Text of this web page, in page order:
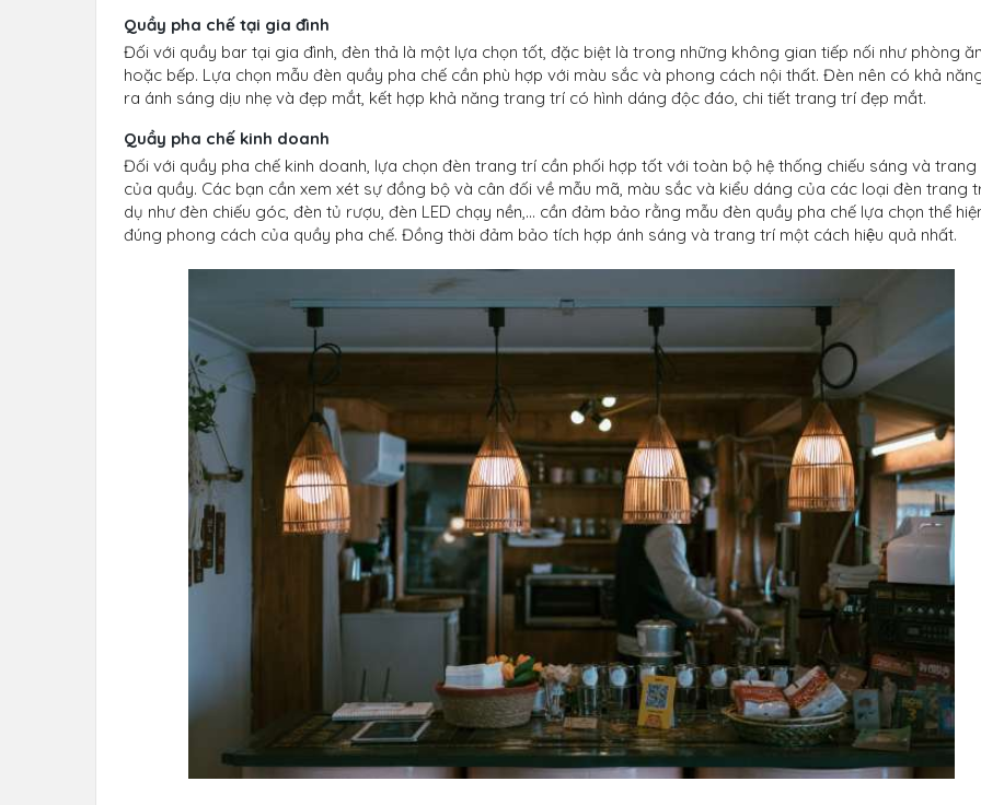
Quầy pha chế tại gia đình
Đối với quầy bar tại gia đình, đèn thả là một lựa chọn tốt, đặc biệt là trong những không gian tiếp nối như phòng
hoặc bếp. Lựa chọn mẫu đèn quầy pha chế cần phù hợp với màu sắc và phong cách nội thất. Đèn nên có khả
ra ánh sáng dịu nhẹ và đẹp mắt, kết hợp khả năng trang trí có hình dáng độc đáo, chi tiết trang trí đẹp mắt.
Quầy pha chế kinh doanh
Đối với quầy pha chế kinh doanh, lựa chọn đèn trang trí cần phối hợp tốt với toàn bộ hệ thống chiếu sáng và trang
của quầy. Các bạn cần xem xét sự đồng bộ và cân đối về mẫu mã, màu sắc và kiểu dáng của các loại đèn trang
dụ như đèn chiếu góc, đèn tủ rượu, đèn LED chạy nền,... cần đảm bảo rằng mẫu đèn quầy pha chế lựa chọn thể
đúng phong cách của quầy pha chế. Đồng thời đảm bảo tích hợp ánh sáng và trang trí một cách hiệu quả nhất.